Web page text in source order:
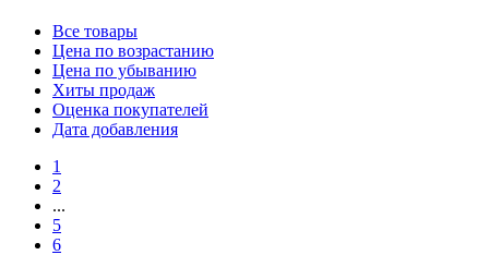
Все товары
Цена по возрастанию
Цена по убыванию
Хиты продаж
Оценка покупателей
Дата добавления
1
2
...
5
6